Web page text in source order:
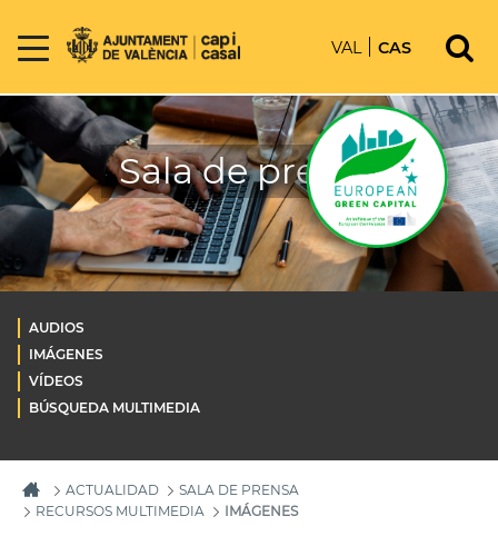
VAL CAS
Sala de prensa
AUDIOS
IMÁGENES
VÍDEOS
BÚSQUEDA MULTIMEDIA
ACTUALIDAD
SALA DE PRENSA
RECURSOS MULTIMEDIA
IMÁGENES